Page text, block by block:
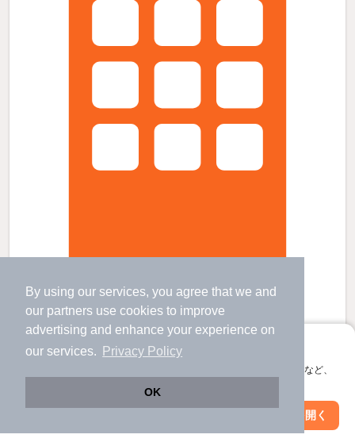
By using our services, you agree that we and
our partners use cookies to improve
advertising and enhance your experience on
our services.
Privacy Policy
OK
アプリに切り替えて、サクサクお部屋探し
会員登録なしですぐ使える。マップ検索やお気に入り保存など、
アプリを開く
ＰｏｌａｒｉｓＦ２の賃貸物件
長後駅 歩 17分 （江ノ島線）
いずみ中央駅 歩 27分 （いずみ野線）
神奈川県藤沢市長後1154-1
絞り込み条件を変更